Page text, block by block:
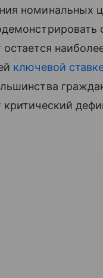
номинальных
остается
ключевой